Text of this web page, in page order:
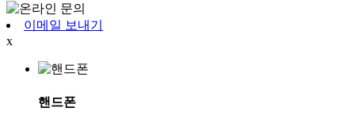
이메일 보내기
x
핸드폰